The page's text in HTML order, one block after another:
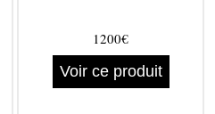
1200€
Voir ce produit